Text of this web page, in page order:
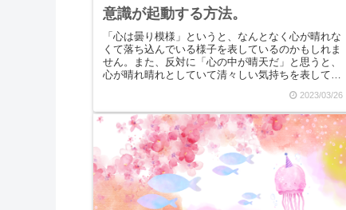
意識が起動する方法。
「心は曇り模様」というと、なんとなく心が晴れな
くて落ち込んでいる様子を表しているのかもしれま
せん。また、反対に「心の中が晴天だ」と思うと、
心が晴れ晴れとしていて清々しい気持ちを表してい
2023/03/26